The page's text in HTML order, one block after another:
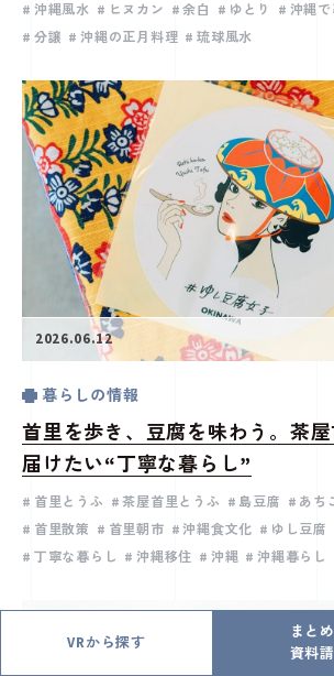
沖縄風水
ヒヌカン 余白 ゆとり 沖縄で
分譲
沖縄の正月料理 琉球風水
2026.06.12
暮らしの情報
首里を歩き、豆腐を味わう。茶
届けたい“丁寧な暮らし”
首里とうふ 茶屋首里とうふ 島豆腐
あち
首里散策
首里朝市 沖縄食文化 ゆし豆腐
丁寧な暮らし
沖縄移住 沖縄 沖縄暮らし
VRから探す
まと
資料